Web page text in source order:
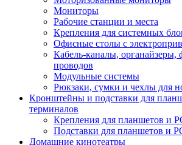
Мониторы
Рабочие станции и места
Крепления для системных
Офисные столы с
Кабель-каналы, органайзеры,
проводов
Модульные системы
Рюкзаки, сумки и чехлы для
Кронштейны и подставки для
терминалов
Крепления для планшетов и
Подставки для планшетов и
Домашние кинотеатры